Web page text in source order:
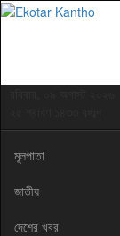
মূলপাতা
জাতীয়
দেশের খবর